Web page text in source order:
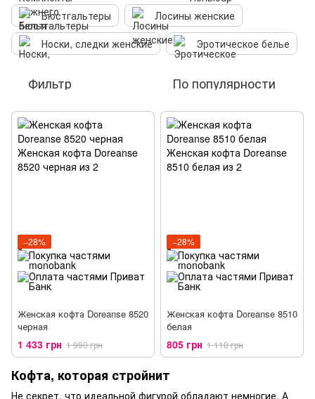
Бюстгальтеры
Лосины женские
Носки, следки женские
Эротическое белье
Фильтр По популярности
−28%
Женская кофта Doreanse 8520
черная
1 433 грн 1 990 грн
−28%
Женская кофта Doreanse 8510
белая
805 грн 1 118 грн
Кофта, которая стройнит
Не секрет, что идеальной фигурой обладают немногие. А